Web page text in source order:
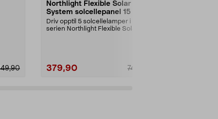
Northlight Flexible Solar
System solcellepanel 15 W
Driv opptil 5 solcellelamper i
serien Northlight Flexible Solar
379,90 749,00